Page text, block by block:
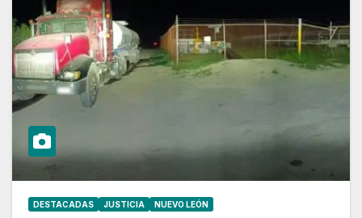
DESTACADAS JUSTICIA NUEVO LEÓN